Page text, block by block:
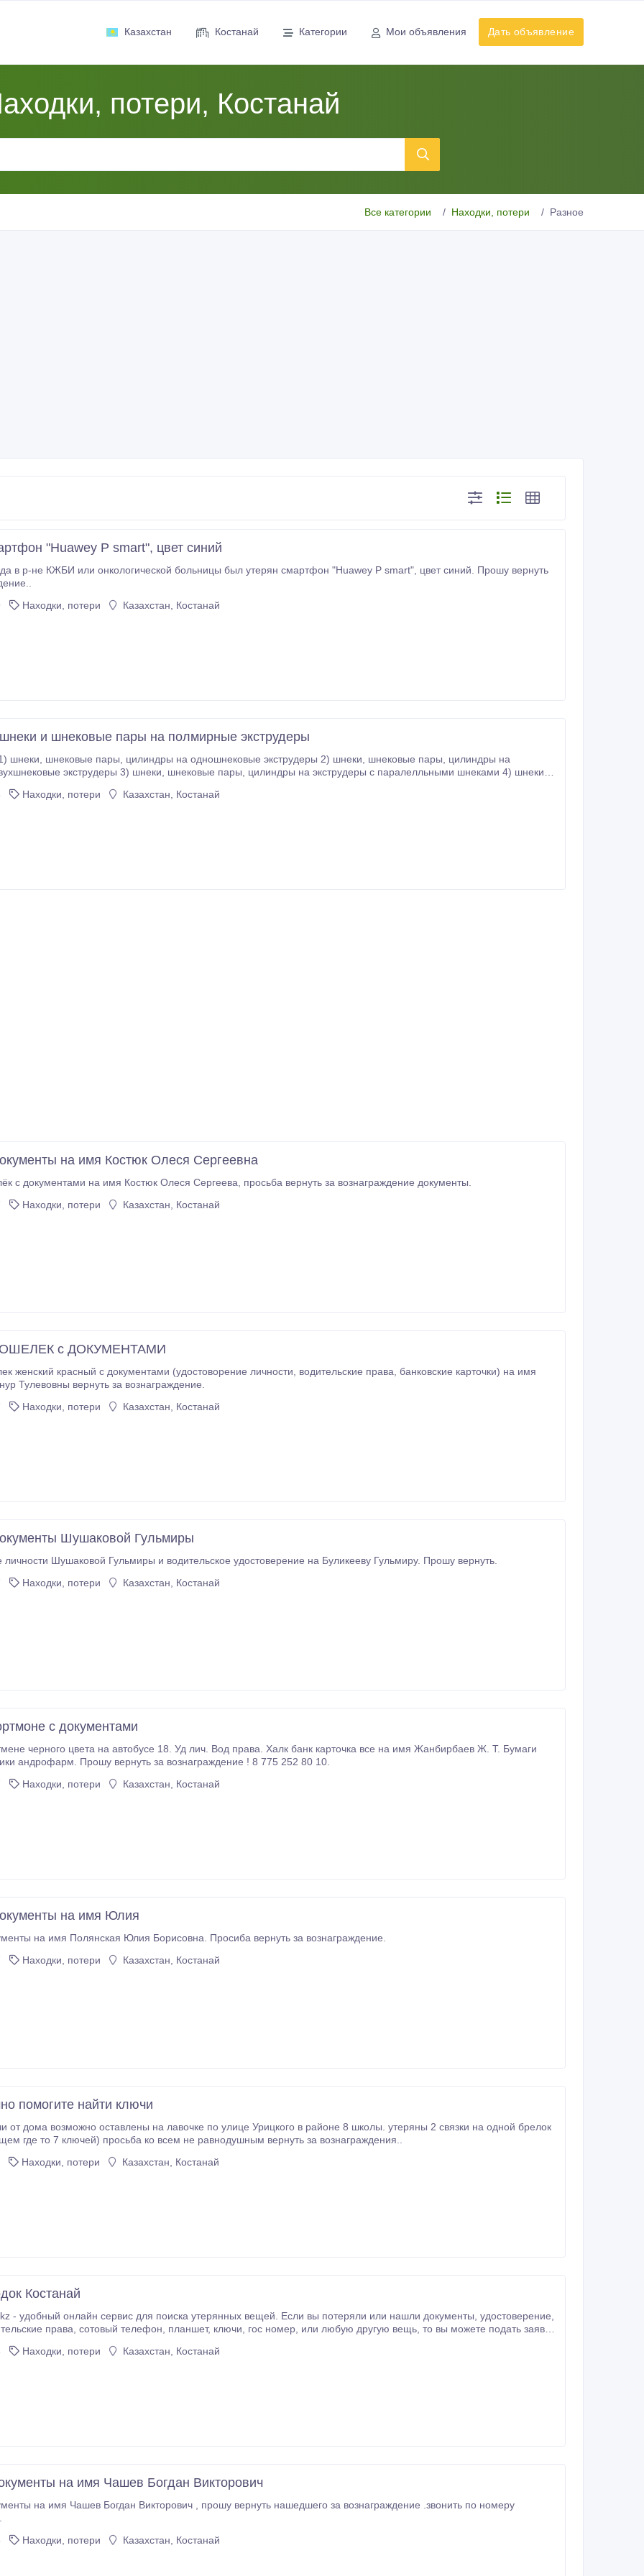
Казахстан Костанай Категории Мои объявления Дать объявление
потери, Костанай
Все категории Находки, потери Разное
"Huawey P smart", цвет синий
р-не КЖБИ или онкологической больницы был утерян смартфон "Huawey P smart", цвет синий. Прошу вернуть
Находки, потери Казахстан, Костанай
шнеки и шнековые пары на полмирные экструдеры
3) шнеки, шнековые пары, цилиндры на экструдеры с паралелльными шнеками 4) шнеки,
свое слово.
Находки, потери Казахстан, Костанай
на имя Костюк Олеся Сергеевна
с документами на имя Костюк Олеся Сергеева, просьба вернуть за вознаграждение документы.
Находки, потери Казахстан, Костанай
с ДОКУМЕНТАМИ
красный с документами (удостоворение личности, водительские права, банковские карточки) на имя
Тулевовны вернуть за вознаграждение.
Находки, потери Казахстан, Костанай
Шушаковой Гульмиры
личности Шушаковой Гульмиры и водительское удостоверение на Буликееву Гульмиру. Прошу вернуть.
Находки, потери Казахстан, Костанай
с документами
черного цвета на автобусе 18. Уд лич. Вод права. Халк банк карточка все на имя Жанбирбаев Ж. Т. Бумаги
андрофарм. Прошу вернуть за вознаграждение ! 8 775 252 80 10.
Находки, потери Казахстан, Костанай
на имя Юлия
на имя Полянская Юлия Борисовна. Просиба вернуть за вознаграждение.
Находки, потери Казахстан, Костанай
помогите найти ключи
от дома возможно оставлены на лавочке по улице Урицкого в районе 8 школы. утеряны 2 связки на одной брелок
где то 7 ключей) просьба ко всем не равнодушным вернуть за вознаграждения..
Находки, потери Казахстан, Костанай
Костанай
- удобный онлайн сервис для поиска утерянных вещей. Если вы потеряли или нашли документы, удостоверение,
Telegram.
Находки, потери Казахстан, Костанай
на имя Чашев Богдан Викторович
Находки, потери Казахстан, Костанай